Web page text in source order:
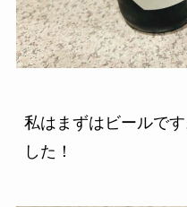
私はまずはビールで
した！